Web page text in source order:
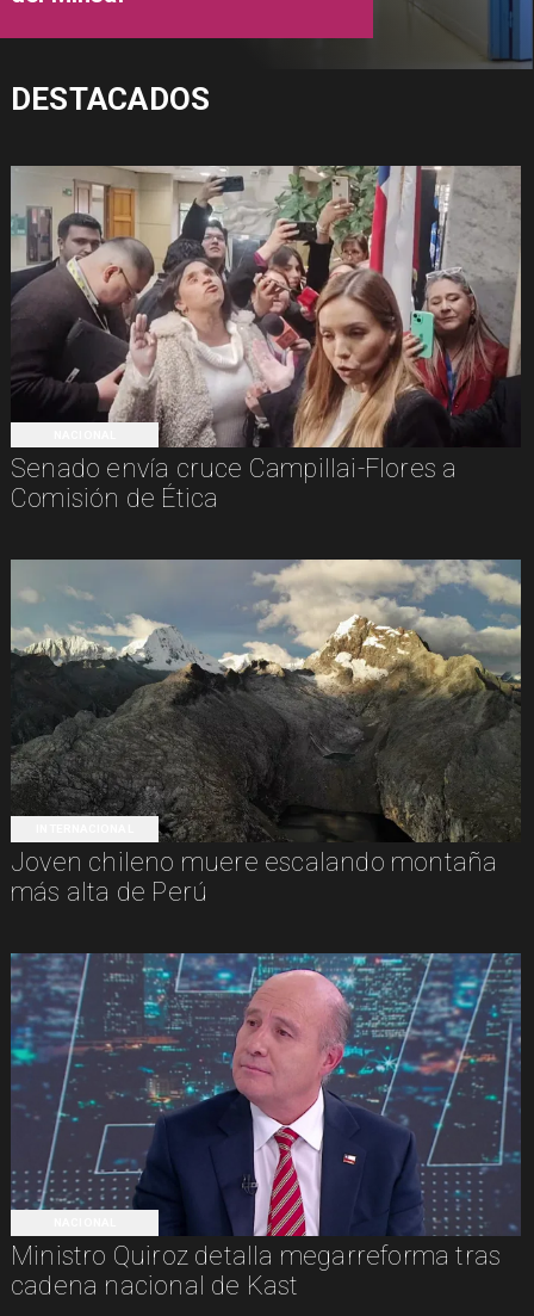
Senado envía cruce Campillai-Flores a
Comisión de Ética
Joven chileno muere escalando montaña
más alta de Perú
Ministro Quiroz detalla megarreforma tras
cadena nacional de Kast
DESTACADOS